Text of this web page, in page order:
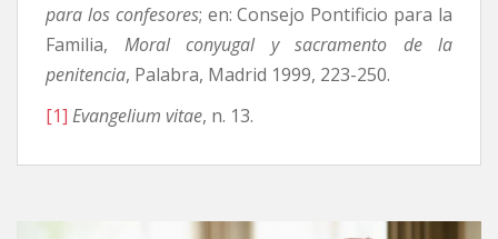
para los confesores; en: Consejo Pontificio para la
Familia, Moral conyugal y sacramento de la
penitencia, Palabra, Madrid 1999, 223-250.
[1] Evangelium vitae, n. 13.